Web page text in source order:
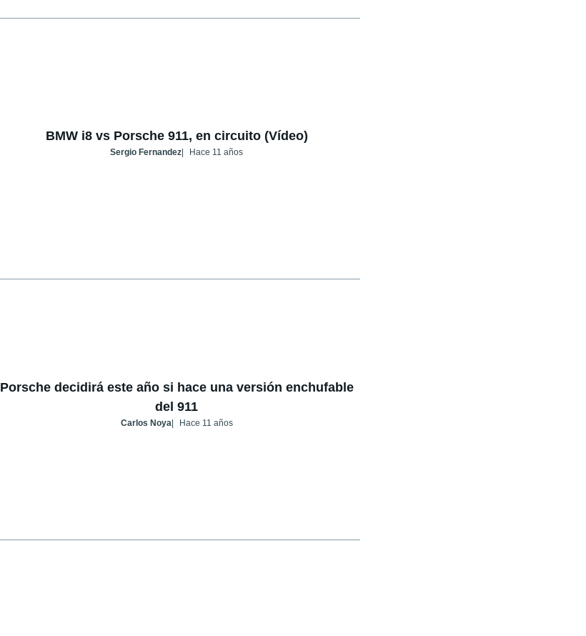
BMW i8 vs Porsche 911, en circuito (Vídeo)
Sergio Fernandez Hace 11 años
Porsche decidirá este año si hace una versión enchufable
del 911
Carlos Noya Hace 11 años